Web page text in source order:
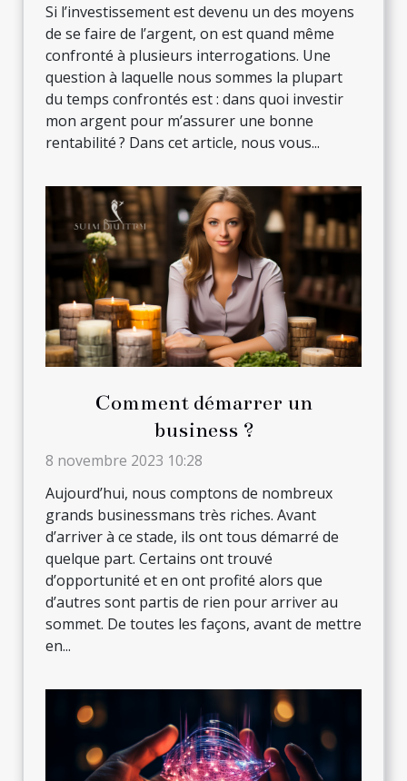
Si l’investissement est devenu un des moyens
de se faire de l’argent, on est quand même
confronté à plusieurs interrogations. Une
question à laquelle nous sommes la plupart
du temps confrontés est : dans quoi investir
mon argent pour m’assurer une bonne
rentabilité ? Dans cet article, nous vous...
Comment démarrer un
business ?
8 novembre 2023 10:28
Aujourd’hui, nous comptons de nombreux
grands businessmans très riches. Avant
d’arriver à ce stade, ils ont tous démarré de
quelque part. Certains ont trouvé
d’opportunité et en ont profité alors que
d’autres sont partis de rien pour arriver au
sommet. De toutes les façons, avant de mettre
en...